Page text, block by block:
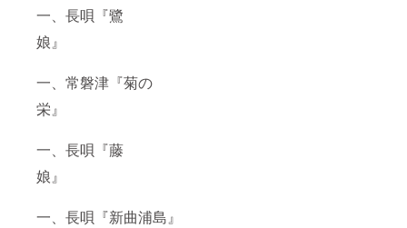
一、長唄『鷺
娘』
一、常磐津『菊の
栄』
一、長唄『藤
娘』
一、長唄『新曲浦島』